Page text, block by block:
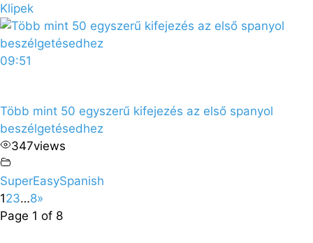
Klipek
09:51
Több mint 50 egyszerű kifejezés az első spanyol
beszélgetésedhez
347views
SuperEasySpanish
123…8»
Page 1 of 8